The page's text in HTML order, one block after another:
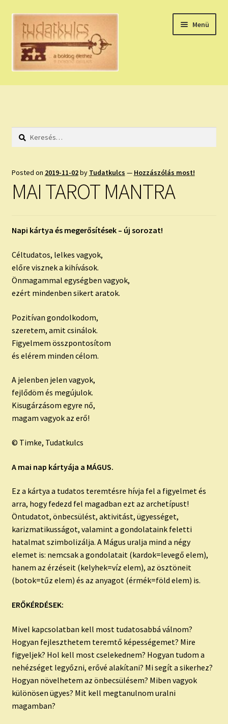
Ugrás
navigációhoz
Kilépés
tartalomba
Menü
HÚZZ EGY KÁRTYÁT!
HOLDNAPTÁR
NAPI ASZTROLÓGIA
ÍRJ NEKEM!
TAROT ELEMZÉS MEGRENDELÉSE LIMITÁLT!
AJÁNDÉKOKKAL!
Keresés:
Posted on 2019-11-02by Tudatkulcs — Hozzászólás most!
MAI TAROT MANTRA
Napi kártya és megerősítések – új sorozat!
Céltudatos, lelkes vagyok,
előre visznek a kihívások.
Önmagammal egységben vagyok,
ezért mindenben sikert aratok.
Pozitívan gondolkodom,
szeretem, amit csinálok.
Figyelmem összpontosítom
és elérem minden célom.
A jelenben jelen vagyok,
fejlődöm és megújulok.
Kisugárzásom egyre nő,
magam vagyok az erő!
© Timke, Tudatkulcs
A mai nap kártyája a MÁGUS.
Ez a kártya a tudatos teremtésre hívja fel a figyelmet és
arra, hogy fedezd fel magadban ezt az archetípust!
Öntudatot, önbecsülést, aktivitást, ügyességet,
karizmatikusságot, valamint a gondolataink feletti
hatalmat szimbolizálja. A Mágus uralja mind a négy
elemet is: nemcsak a gondolatait (kardok=levegő elem),
hanem az érzéseit (kelyhek=víz elem), az ösztöneit
(botok=tűz elem) és az anyagot (érmék=föld elem) is.
ERŐKÉRDÉSEK:
Mivel kapcsolatban kell most tudatosabbá válnom?
Hogyan fejleszthetem teremtő képességemet? Mire
figyeljek? Hol kell most cselekednem? Hogyan tudom a
nehézséget legyőzni, erővé alakítani? Mi segít a sikerhez?
Hogyan növelhetem az önbecsülésem? Miben vagyok
különösen ügyes? Mit kell megtanulnom uralni
magamban?